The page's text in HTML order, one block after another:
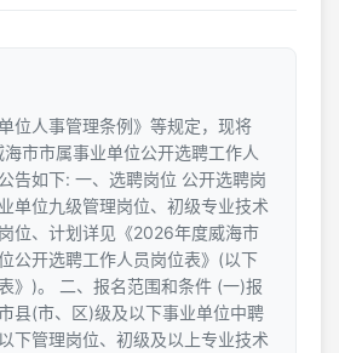
位人事管理条例》等规定，现将
市市属事业单位公开选聘工作人
告如下: 一、选聘岗位 公开选聘岗
单位九级管理岗位、初级专业技术
位、计划详见《2026年度威海市
公开选聘工作人员岗位表》(以下
》)。 二、报名范围和条件 (一)报
县(市、区)级及以下事业单位中聘
下管理岗位、初级及以上专业技术